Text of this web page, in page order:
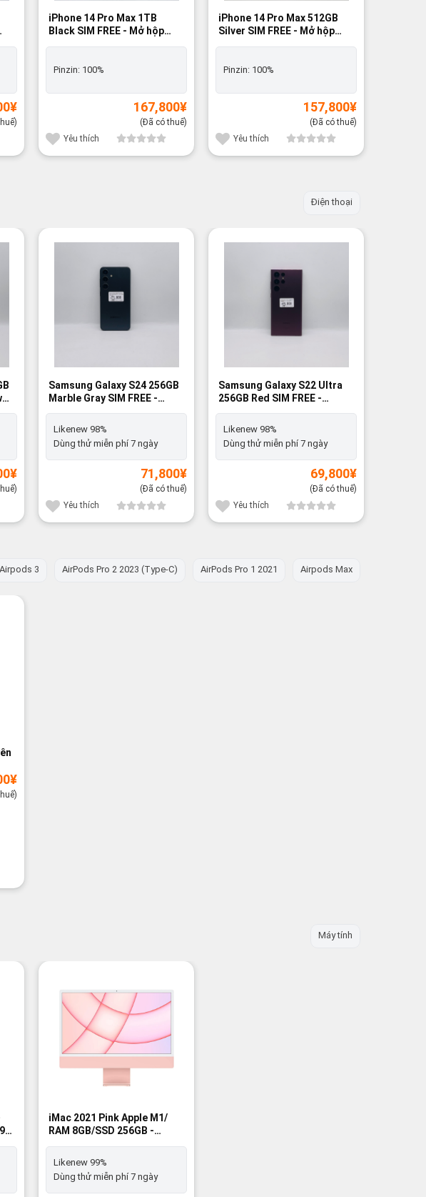
¥
iPhone 14 Pro Max 1TB
Black SIM FREE - Mở hộp
100%
Pinzin: 100%
167,800¥
(Đã có thuế)
Yêu thích
iPhone 14 Pro Max 512GB
Silver SIM FREE - Mở hộp
100%
Pinzin: 100%
157,800¥
(Đã có thuế)
Yêu thích
Điện thoại
¥
Samsung Galaxy S24 256GB
Marble Gray SIM FREE -
Likenew 98%
Likenew 98%
Dùng thử miễn phí 7 ngày
71,800¥
(Đã có thuế)
Yêu thích
Samsung Galaxy S22 Ultra
256GB Red SIM FREE -
Likenew 98%
Likenew 98%
Dùng thử miễn phí 7 ngày
69,800¥
(Đã có thuế)
Yêu thích
Airpods 3 AirPods Pro 2 2023 (Type-C) AirPods Pro 1 2021 Airpods Max
¥
Máy tính
iMac 2021 Pink Apple M1/
RAM 8GB/SSD 256GB -
Likenew 99%
Likenew 99%
Dùng thử miễn phí 7 ngày